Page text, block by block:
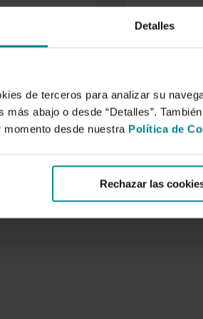
Detalles
de terceros para analizar su
más abajo o desde “Detalles”.
desde nuestra Política de
Rechazar las
data.
based on the
crop
and experimentally…